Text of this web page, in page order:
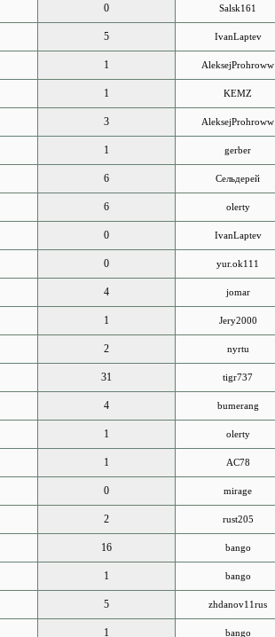
0 Salsk161
5 IvanLaptev
1 AleksejProhroww
1 KEMZ
3 AleksejProhroww
1 gerber
6 Сельдерей
6 olerty
0 IvanLaptev
0 yur.ok111
4 jomar
1 Jery2000
2 nyrtu
31 tigr737
4 bumerang
1 olerty
1 AC78
0 mirage
2 rust205
16 bango
1 bango
5 zhdanov11rus
1 bango